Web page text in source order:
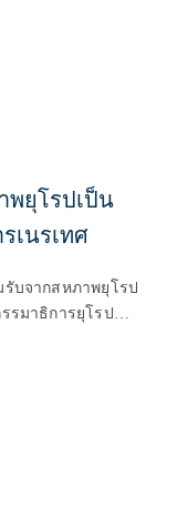
ยุโรปเป็น
เนรเทศ
บจากสหภาพยุโรป
รมาธิการยุโรป